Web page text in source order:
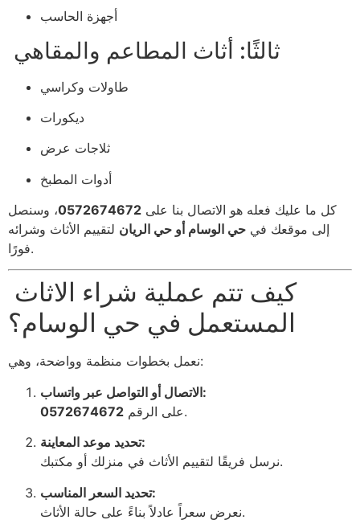
أجهزة الحاسب
ثالثًا: أثاث المطاعم والمقاهي
طاولات وكراسي
ديكورات
ثلاجات عرض
أدوات المطبخ
كل ما عليك فعله هو الاتصال بنا على 0572674672، وسنصل
إلى موقعك في حي الوسام أو حي الريان لتقييم الأثاث وشرائه
فورًا.
المستعمل في حي الوسام؟
نعمل بخطوات منظمة وواضحة، وهي:
الاتصال أو التواصل عبر واتساب:
على الرقم 0572674672
.
تحديد موعد المعاينة:
نرسل فريقًا لتقييم الأثاث في منزلك أو مكتبك.
تحديد السعر المناسب:
نعرض سعراً عادلاً بناءً على حالة الأثاث.